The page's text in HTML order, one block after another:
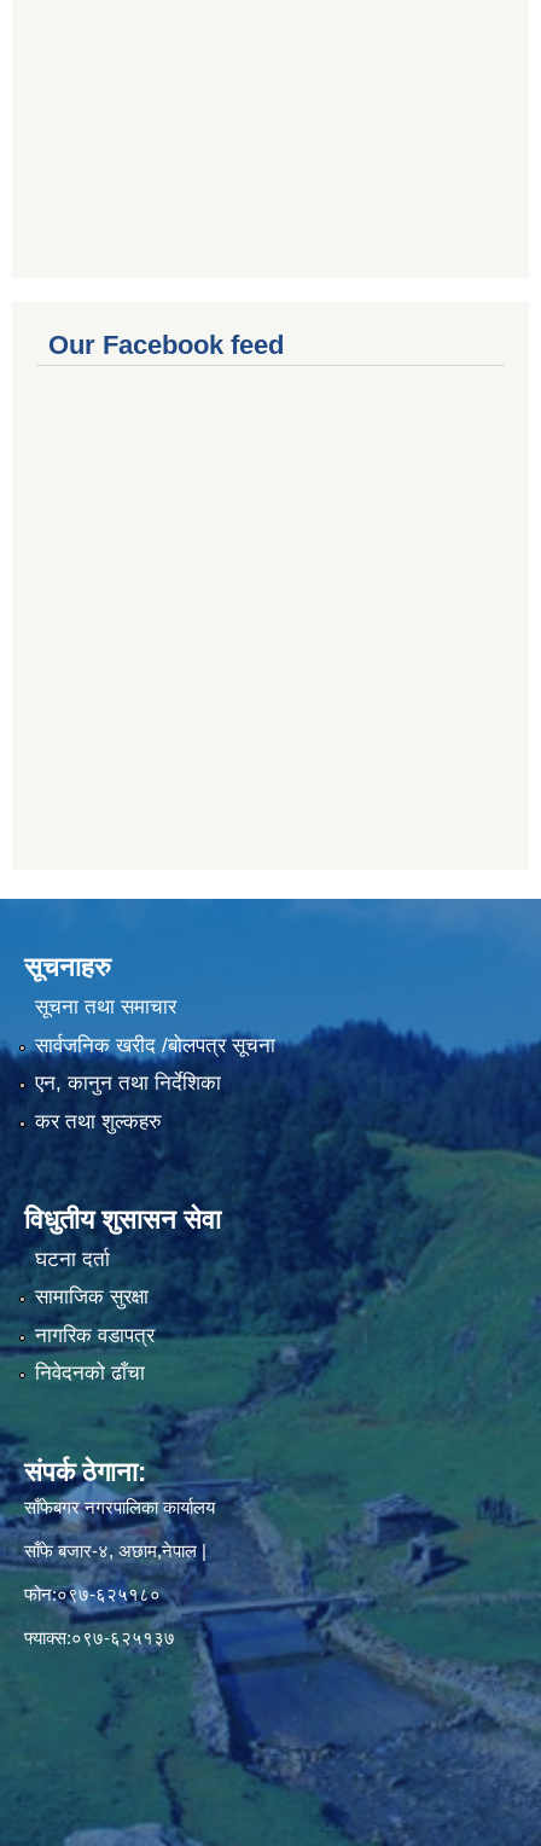
Our Facebook feed
सूचनाहरु
सूचना तथा समाचार
सार्वजनिक खरीद /बोलपत्र सूचना
एन, कानुन तथा निर्देशिका
कर तथा शुल्कहरु
विधुतीय शुसासन सेवा
घटना दर्ता
सामाजिक सुरक्षा
नागरिक वडापत्र
निवेदनको ढाँचा
संपर्क ठेगाना:
साँफेबगर नगरपालिका कार्यालय
साँफे बजार-४, अछाम,नेपाल |
फोन:०९७-६२५१८०
फ्याक्स:०९७-६२५१३७